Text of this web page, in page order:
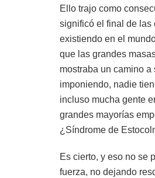
Ello trajo como
significó el final de las
existiendo en el
que las grandes
mostraba un camino
imponiendo, nadie
incluso mucha gente
grandes mayorías
¿Síndrome de
Es cierto, y eso no se
fuerza, no dejando